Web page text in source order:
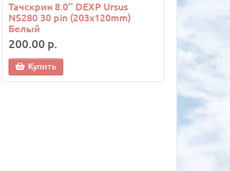
Тачскрин 8.0'' DEXP Ursus
NS280 30 pin (203х120mm)
Белый
200.00 р.
Купить